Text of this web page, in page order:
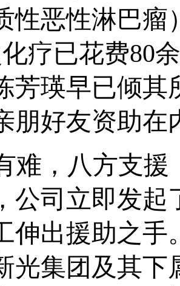
性恶性淋巴瘤
疗已花费80
芳瑛早已倾其
朋好友资助在
难，八方支
公司立即发起
伸出援助之手
光集团及其下